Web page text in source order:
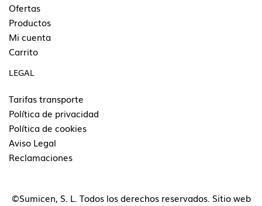
Ofertas
Productos
Mi cuenta
Carrito
LEGAL
Tarifas transporte
Política de privacidad
Política de cookies
Aviso Legal
Reclamaciones
©Sumicen, S. L. Todos los derechos reservados. Sitio web